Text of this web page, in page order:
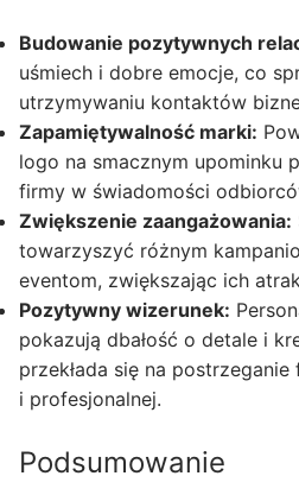
Budowanie pozytywnych
uśmiech i dobre emocje, co
utrzymywaniu kontaktów
Zapamiętywalność marki:
logo na smacznym upominku
firmy w świadomości
Zwiększenie zaangażowania:
towarzyszyć różnym
eventom, zwiększając ich
Pozytywny wizerunek:
pokazują dbałość o detale i
przekłada się na
i profesjonalnej.
Podsumowanie